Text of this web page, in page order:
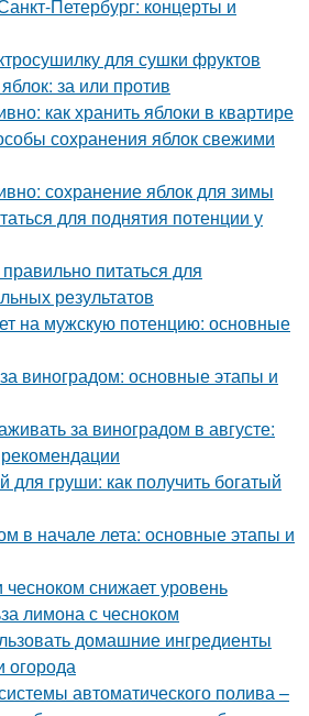
Петербург: концерты и
для сушки фруктов
за или против
как хранить яблоки в квартире
сохранения яблок свежими
сохранение яблок для зимы
для поднятия потенции у
питаться для
результатов
на мужскую потенцию: основные
виноградом: основные этапы и
за виноградом в августе:
для груши: как получить богатый
в начале лета: основные этапы и
снижает уровень
лимона с чесноком
домашние ингредиенты
огорода
автоматического полива –